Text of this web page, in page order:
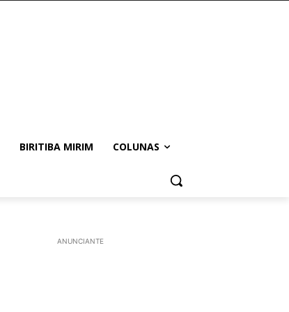
BIRITIBA MIRIM COLUNAS
ANUNCIANTE